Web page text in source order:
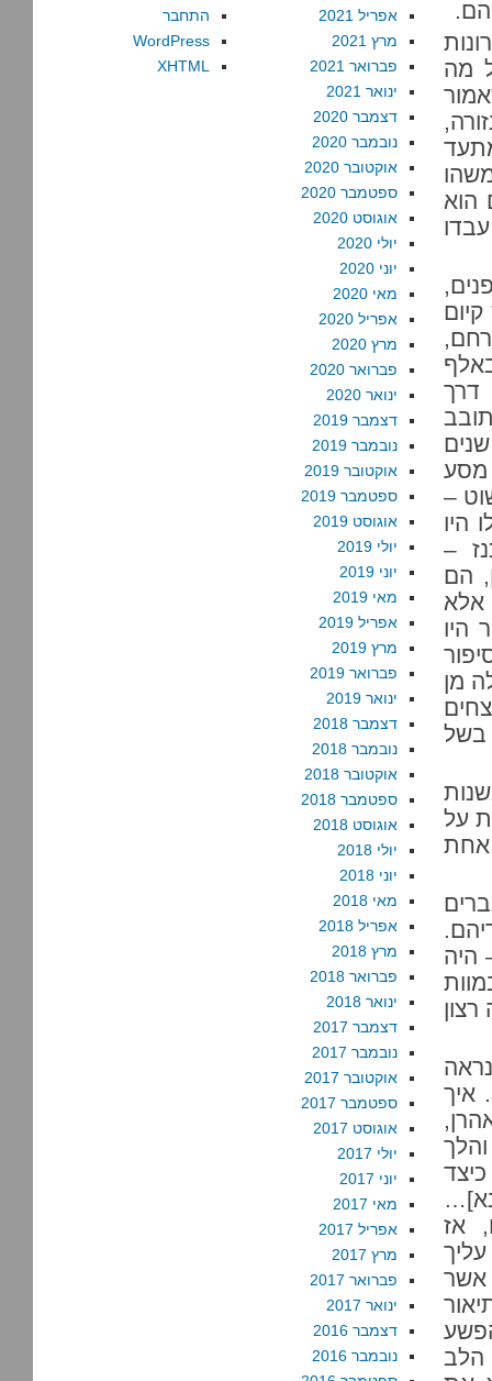
מה
הוא
דרך
מסע
–
היו
–
הם
אלא
היו
מן
בשל
על
אחת
– היה
איך
אז
אשר
הלב
אפריל 2021
מרץ 2021
פברואר 2021
ינואר 2021
דצמבר 2020
נובמבר 2020
אוקטובר 2020
ספטמבר 2020
אוגוסט 2020
יולי 2020
יוני 2020
מאי 2020
אפריל 2020
מרץ 2020
פברואר 2020
ינואר 2020
דצמבר 2019
נובמבר 2019
אוקטובר 2019
ספטמבר 2019
אוגוסט 2019
יולי 2019
יוני 2019
מאי 2019
אפריל 2019
מרץ 2019
פברואר 2019
ינואר 2019
דצמבר 2018
נובמבר 2018
אוקטובר 2018
ספטמבר 2018
אוגוסט 2018
יולי 2018
יוני 2018
מאי 2018
אפריל 2018
מרץ 2018
פברואר 2018
ינואר 2018
דצמבר 2017
נובמבר 2017
אוקטובר 2017
ספטמבר 2017
אוגוסט 2017
יולי 2017
יוני 2017
מאי 2017
אפריל 2017
מרץ 2017
פברואר 2017
ינואר 2017
דצמבר 2016
נובמבר 2016
התחבר
WordPress
XHTML